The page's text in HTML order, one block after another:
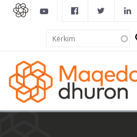
Search
form